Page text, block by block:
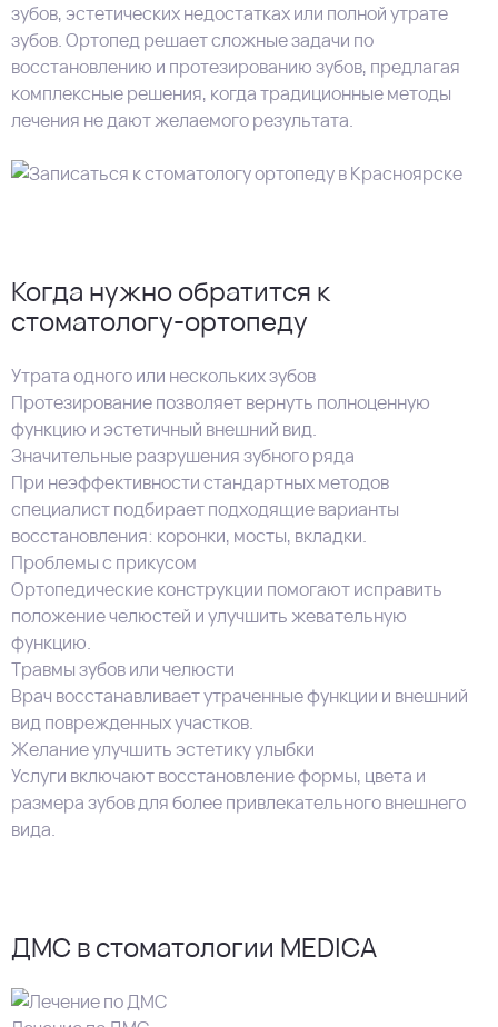
зубов, эстетических недостатках или полной утрате
зубов. Ортопед решает сложные задачи по
восстановлению и протезированию зубов, предлагая
комплексные решения, когда традиционные методы
лечения не дают желаемого результата.
Когда нужно обратится к
стоматологу-ортопеду
Утрата одного или нескольких зубов
Протезирование позволяет вернуть полноценную
функцию и эстетичный внешний вид.
Значительные разрушения зубного ряда
При неэффективности стандартных методов
специалист подбирает подходящие варианты
восстановления: коронки, мосты, вкладки.
Проблемы с прикусом
Ортопедические конструкции помогают исправить
положение челюстей и улучшить жевательную
функцию.
Травмы зубов или челюсти
Врач восстанавливает утраченные функции и внешний
вид поврежденных участков.
Желание улучшить эстетику улыбки
Услуги включают восстановление формы, цвета и
размера зубов для более привлекательного внешнего
вида.
ДМС в стоматологии MEDICA